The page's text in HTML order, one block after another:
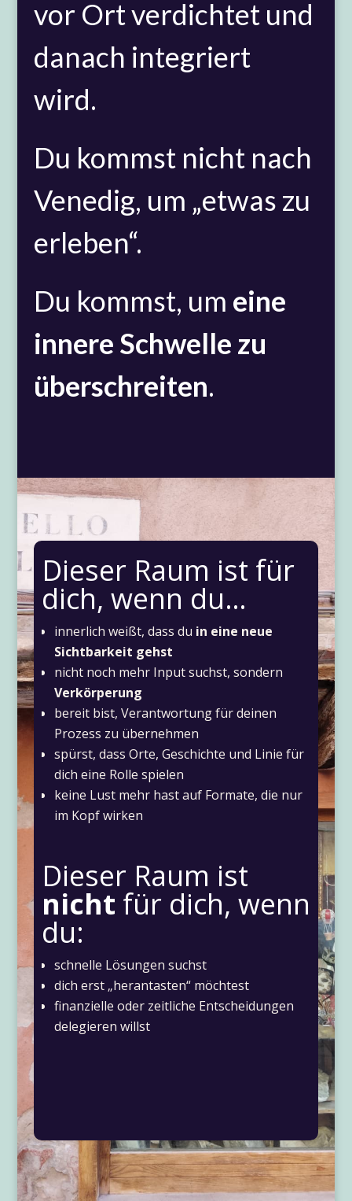
vor Ort verdichtet und
danach integriert
wird.
Du kommst nicht nach
Venedig, um „etwas zu
erleben“.
Du kommst, um eine
innere Schwelle zu
überschreiten.
Dieser Raum ist für
dich, wenn du…
innerlich weißt, dass du in eine neue
Sichtbarkeit gehst
nicht noch mehr Input suchst, sondern
Verkörperung
bereit bist, Verantwortung für deinen
Prozess zu übernehmen
spürst, dass Orte, Geschichte und Linie für
dich eine Rolle spielen
keine Lust mehr hast auf Formate, die nur
im Kopf wirken
Dieser Raum ist
nicht für dich, wenn
du:
schnelle Lösungen suchst
dich erst „herantasten“ möchtest
finanzielle oder zeitliche Entscheidungen
delegieren willst